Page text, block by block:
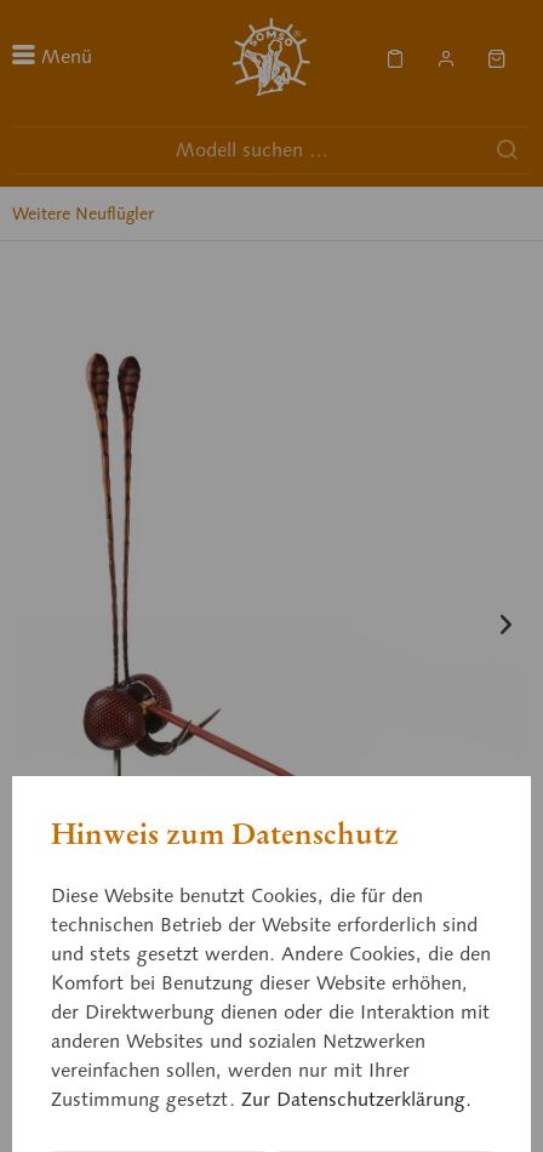
Menü
Weitere Neuflügler
ZoS 48/2
Schmetterlingskopf
Hinweis zum Datenschutz
Diese Website benutzt Cookies, die für den
technischen Betrieb der Website erforderlich sind
und stets gesetzt werden. Andere Cookies, die den
Komfort bei Benutzung dieser Website erhöhen,
der Direktwerbung dienen oder die Interaktion mit
anderen Websites und sozialen Netzwerken
vereinfachen sollen, werden nur mit Ihrer
Zustimmung gesetzt. Zur Datenschutzerklärung.